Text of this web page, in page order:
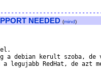
NEEDED (mind)
a debian kerult szoba, de
legujabb RedHat, de azt